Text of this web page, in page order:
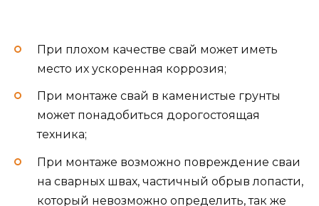
При плохом качестве свай может иметь
место их ускоренная коррозия;
При монтаже свай в каменистые грунты
может понадобиться дорогостоящая
техника;
При монтаже возможно повреждение сваи
на сварных швах, частичный обрыв лопасти,
который невозможно определить, так же